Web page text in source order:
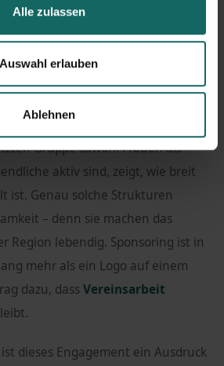
Alle zulassen
Auswahl erlauben
Ablehnen
und Teamgeist und geben
sinnvolleFreizeitstruktur.
auch Erwachsenen einen Ort, an
Bewegung und persönlicher
Gruppe sowohl Frauen als
aktiv sind, zeigt, wie breit
ist. Genau solche Strukturen
– denn sie machen das
Region lebendig. Sponsoring ist in
mehr als ein Logo auf einem
dazu, dassVereinsarbeit
ist dieses Engagement ein Ausdruck